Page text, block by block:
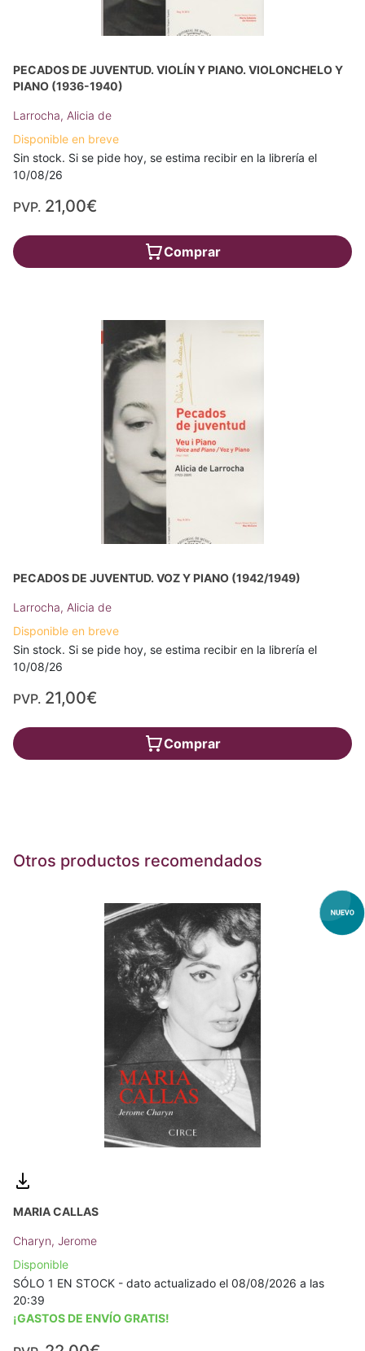
PECADOS DE JUVENTUD. VIOLÍN Y PIANO. VIOLONCHELO Y
PIANO (1936-1940)
Larrocha, Alicia de
Disponible en breve
Sin stock. Si se pide hoy, se estima recibir en la librería el
10/08/26
PVP. 21,00€
Comprar
PECADOS DE JUVENTUD. VOZ Y PIANO (1942/1949)
Larrocha, Alicia de
Disponible en breve
Sin stock. Si se pide hoy, se estima recibir en la librería el
10/08/26
PVP. 21,00€
Comprar
Otros productos recomendados
MARIA CALLAS
Charyn, Jerome
Disponible
SÓLO 1 EN STOCK - dato actualizado el 08/08/2026 a las
20:39
¡GASTOS DE ENVÍO GRATIS!